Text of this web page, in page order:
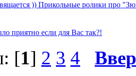
)) Прикольные ролики про
приятно если для Вас так?!
[1] 2 3 4